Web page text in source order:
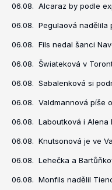
06.08. Alcaraz by podle
06.08. Pegulaová nadělila
06.08. Fils nedal šanci
06.08. Šwiateková v
06.08. Sabalenková si
06.08. Valdmannová píše
06.08. Laboutková i Alena
06.08. Knutsonová je ve
06.08. Lehečka a
06.08. Monfils nadělil